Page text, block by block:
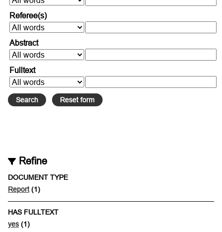
Referee(s)
Abstract
Fulltext
Refine
DOCUMENT TYPE
Report(1)
HAS FULLTEXT
yes (1)